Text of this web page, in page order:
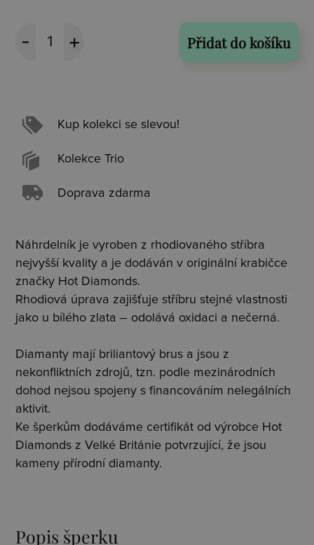
Přidat do košíku
Kup kolekci se slevou!
Kolekce Trio
Doprava zdarma
Náhrdelník je vyroben z rhodiovaného stříbra
nejvyšší kvality a je dodáván v originální krabičce
značky Hot Diamonds.
Rhodiová úprava zajišťuje stříbru stejné vlastnosti
jako u bílého zlata – odolává oxidaci a nečerná.
Diamanty mají briliantový brus a jsou z
nekonfliktních zdrojů, tzn. podle mezinárodních
dohod nejsou spojeny s financováním nelegálních
aktivit.
Ke šperkům dodáváme certifikát od výrobce Hot
Diamonds z Velké Británie potvrzující, že jsou
kameny přírodní diamanty.
Popis šperku